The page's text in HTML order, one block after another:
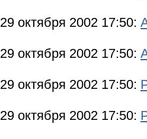
29 октября 2002 17:50:
29 октября 2002 17:50:
29 октября 2002 17:50:
29 октября 2002 17:50: